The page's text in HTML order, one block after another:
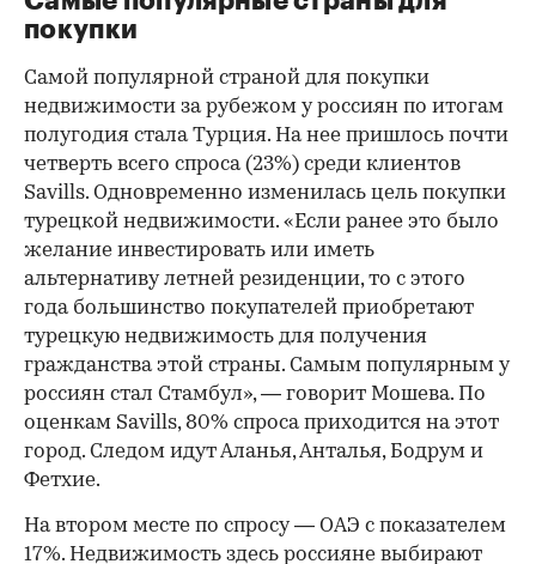
покупки
Самой популярной страной для покупки
недвижимости за рубежом у россиян по итогам
полугодия стала Турция. На нее пришлось почти
четверть всего спроса (23%) среди клиентов
Savills. Одновременно изменилась цель покупки
турецкой недвижимости. «Если ранее это было
желание инвестировать или иметь
альтернативу летней резиденции, то с этого
года большинство покупателей приобретают
турецкую недвижимость для получения
гражданства этой страны. Самым популярным у
россиян стал Стамбул», — говорит Мошева. По
оценкам Savills, 80% спроса приходится на этот
город. Следом идут Аланья, Анталья, Бодрум и
Фетхие.
На втором месте по спросу — ОАЭ с показателем
17%. Недвижимость здесь россияне выбирают